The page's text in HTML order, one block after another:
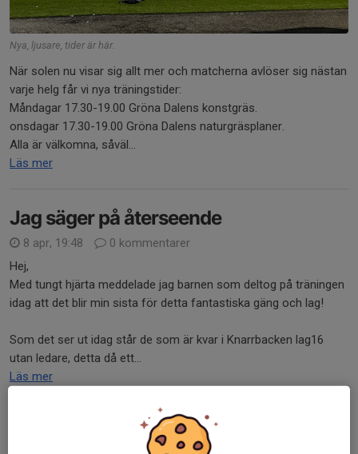
Nya, ljusare, tider är här.
När solen nu visar sig allt mer och matcherna avlöser sig nästan
varje helg får vi nya träningstider:
Måndagar 17.30-19.00 Gröna Dalens konstgräs.
onsdagar 17.30-19.00 Gröna Dalens naturgräsplaner.
Alla är välkomna, såväl...
Läs mer
Jag säger på återseende
8 apr, 19:48
0 kommentarer
Hej,
Med tungt hjärta meddelade jag barnen som deltog på träningen
idag att det blir min sista för detta fantastiska gäng och lag!
Som det ser ut idag står de som är kvar i Knarrbacken lag16
utan ledare, detta då ett...
Läs mer
Säsongen 2026